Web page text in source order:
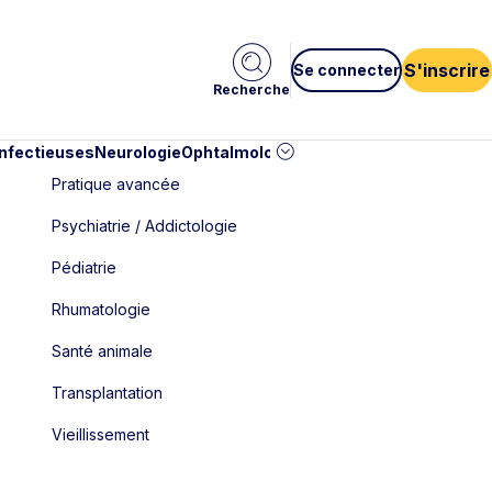
Recherche
Se connecter S'inscrire
NeurologieOphtalmologie
Pratique avancée
Psychiatrie / Addictologie
Pédiatrie
Rhumatologie
Santé animale
Transplantation
Vieillissement